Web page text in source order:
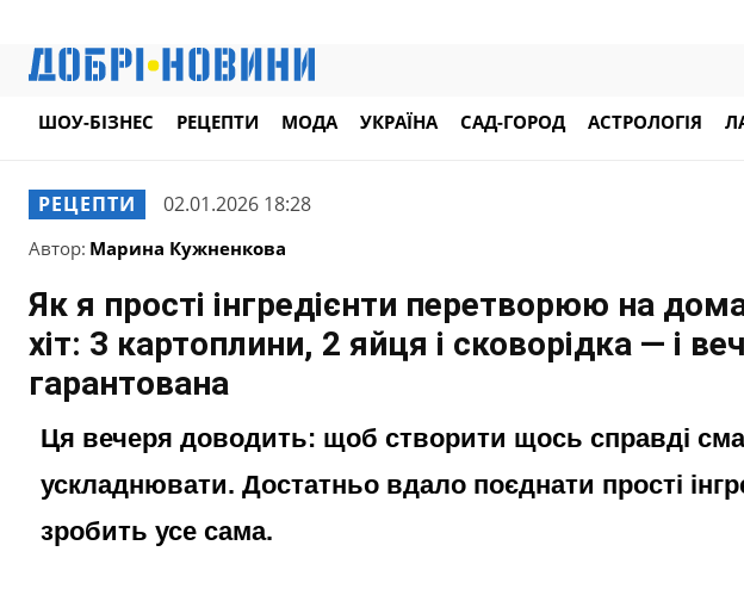
ШОУ-БІЗНЕС РЕЦЕПТИ МОДА УКРАЇНА САД-ГОРОД АСТРОЛОГІЯ
РЕЦЕПТИ 02.01.2026 18:28
Автор: Марина Кужненкова
Як я прості інгредієнти перетворюю на
хіт: 3 картоплини, 2 яйця і сковорідка — і
гарантована
Ця вечеря доводить: щоб створити щось справді
ускладнювати. Достатньо вдало поєднати прості
зробить усе сама.